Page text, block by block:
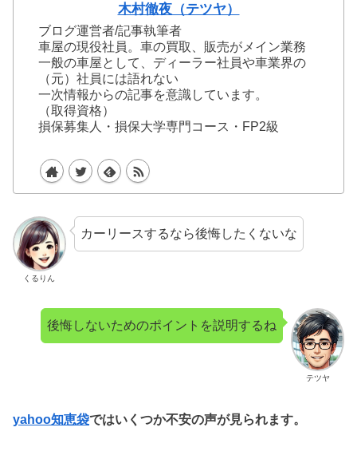
木村徹夜（テツヤ）
ブログ運営者/記事執筆者
車屋の現役社員。車の買取、販売がメイン業務
一般の車屋として、ディーラー社員や車業界の
（元）社員には語れない
一次情報からの記事を意識しています。
（取得資格）
損保募集人・損保大学専門コース・FP2級
くるりん
カーリースするなら後悔したくないな
テツヤ
後悔しないためのポイントを説明するね
yahoo知恵袋ではいくつか不安の声が見られます。